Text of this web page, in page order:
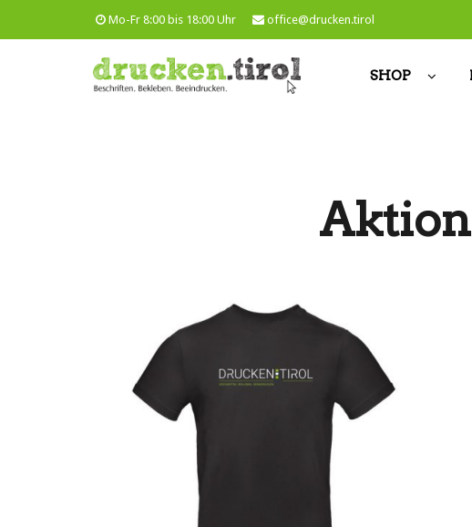
Mo-Fr 8:00 bis 18:00 Uhr office@drucken.tirol
SHOP